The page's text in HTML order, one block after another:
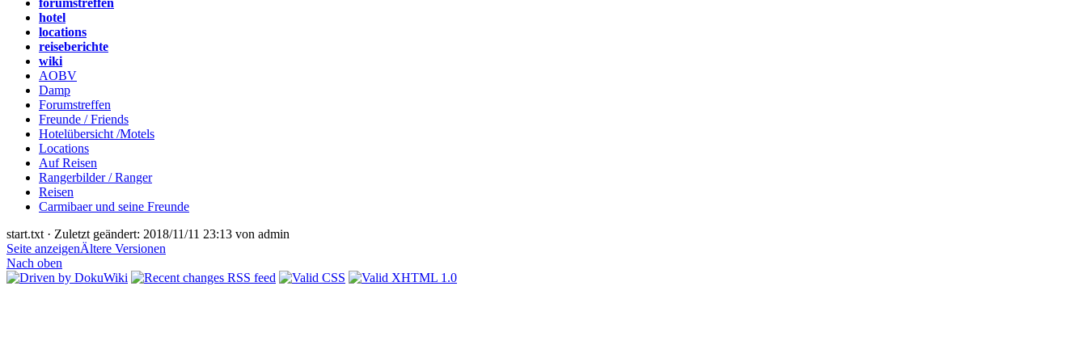
hotel
locations
reiseberichte
wiki
AOBV
Damp
Forumstreffen
Freunde / Friends
Hotelübersicht /Motels
Locations
Auf Reisen
Rangerbilder / Ranger
Reisen
Carmibaer und seine Freunde
start.txt · Zuletzt geändert: 2018/11/11 23:13 von admin
Seite anzeigenÄltere Versionen
Nach oben